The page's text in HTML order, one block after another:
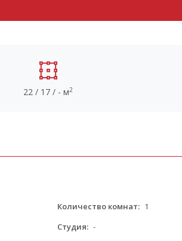
22 / 17 / - м2
Количество комнат: 1
Студия: -